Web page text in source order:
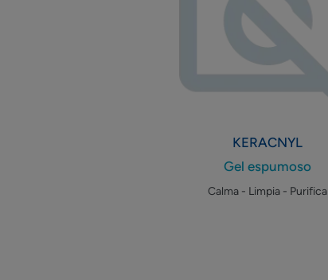
KERACNYL
Gel espumoso
Calma - Limpia - Purifica